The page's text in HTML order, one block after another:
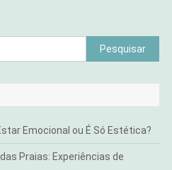
Pesquisar
por:
Emocional ou É Só Estética?
Praias: Experiências de